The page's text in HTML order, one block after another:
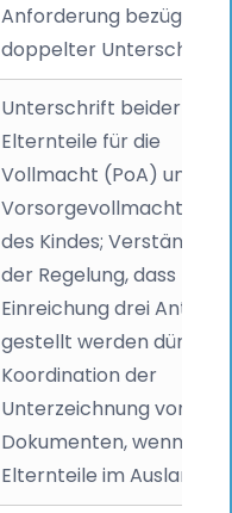
Anforderung bezüglich
doppelter
Unterschrift beider
Elternteile für die
Vollmacht (PoA) und die
Vorsorgevollmacht
des Kindes; Verständnis
der Regelung, dass pro
Einreichung drei Anträge
gestellt werden dürfen;
Koordination der
Unterzeichnung von
Dokumenten, wenn
Elternteile im Ausland